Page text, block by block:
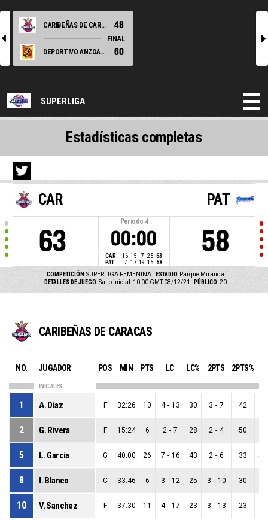
l
CARIBEÑAS DE CARACAS 48
FINAL
DEPORTIVO ANZOATEGUI
60
r
SUPERLIGA
CAR
63
Período 4
00:00
CAR 16 15 7 25 63
PAT
7 17 19 15 58
PAT
58
COMPETICIÓN SUPERLIGA FEMENINA ESTADIO Parque Miranda
DETALLES DE JUEGO Salto inicial: 10:00 GMT 08/12/21 PÚBLICO 20
Estadísticas completas
CARIBEÑAS DE CARACAS
NO. JUGADOR POS MIN PTS LC LC% 2PTS 2PTS%
INICIALES
1 A. Diaz F 32:26 10 4 - 13 30 3 - 7 42
2 G. Rivera F 15:24 6 2 - 7 28 2 - 4 50
5 L. Garcia G 40:00 26 7 - 16 43 2 - 6 33 5
8 I. Blanco C 33:46 6 3 - 12 25 3 - 10 30
10 V. Sanchez F 37:30 11 4 - 17 23 3 - 13 23